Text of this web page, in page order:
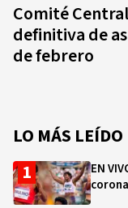
Comité
definitiva de
de febrero
LO MÁS LEÍDO
EN